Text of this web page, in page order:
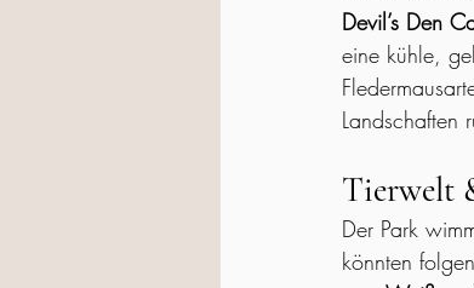
Devil’s Den
eine kühle,
Landschaften
Tierwelt
Der Park
könnten